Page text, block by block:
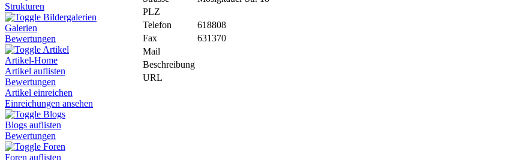
Strukturen
Bildergalerien
Galerien
Bewertungen
Artikel
Artikel-Home
Artikel auflisten
Bewertungen
Artikel einreichen
Einreichungen ansehen
Blogs
Blogs auflisten
Bewertungen
Foren
Foren auflisten
PLZ
Telefon
618808
Fax
631370
Mail
Beschreibung
URL